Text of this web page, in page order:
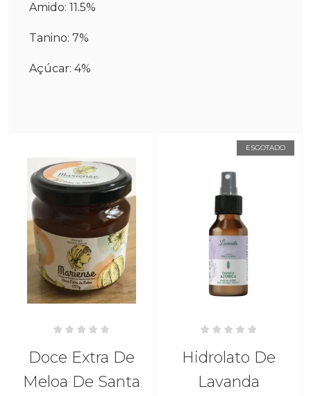
Amido: 11.5%
Tanino: 7%
Açúcar: 4%
Doce Extra De
Meloa De Santa
ESGOTADO
Hidrolato De
Lavanda